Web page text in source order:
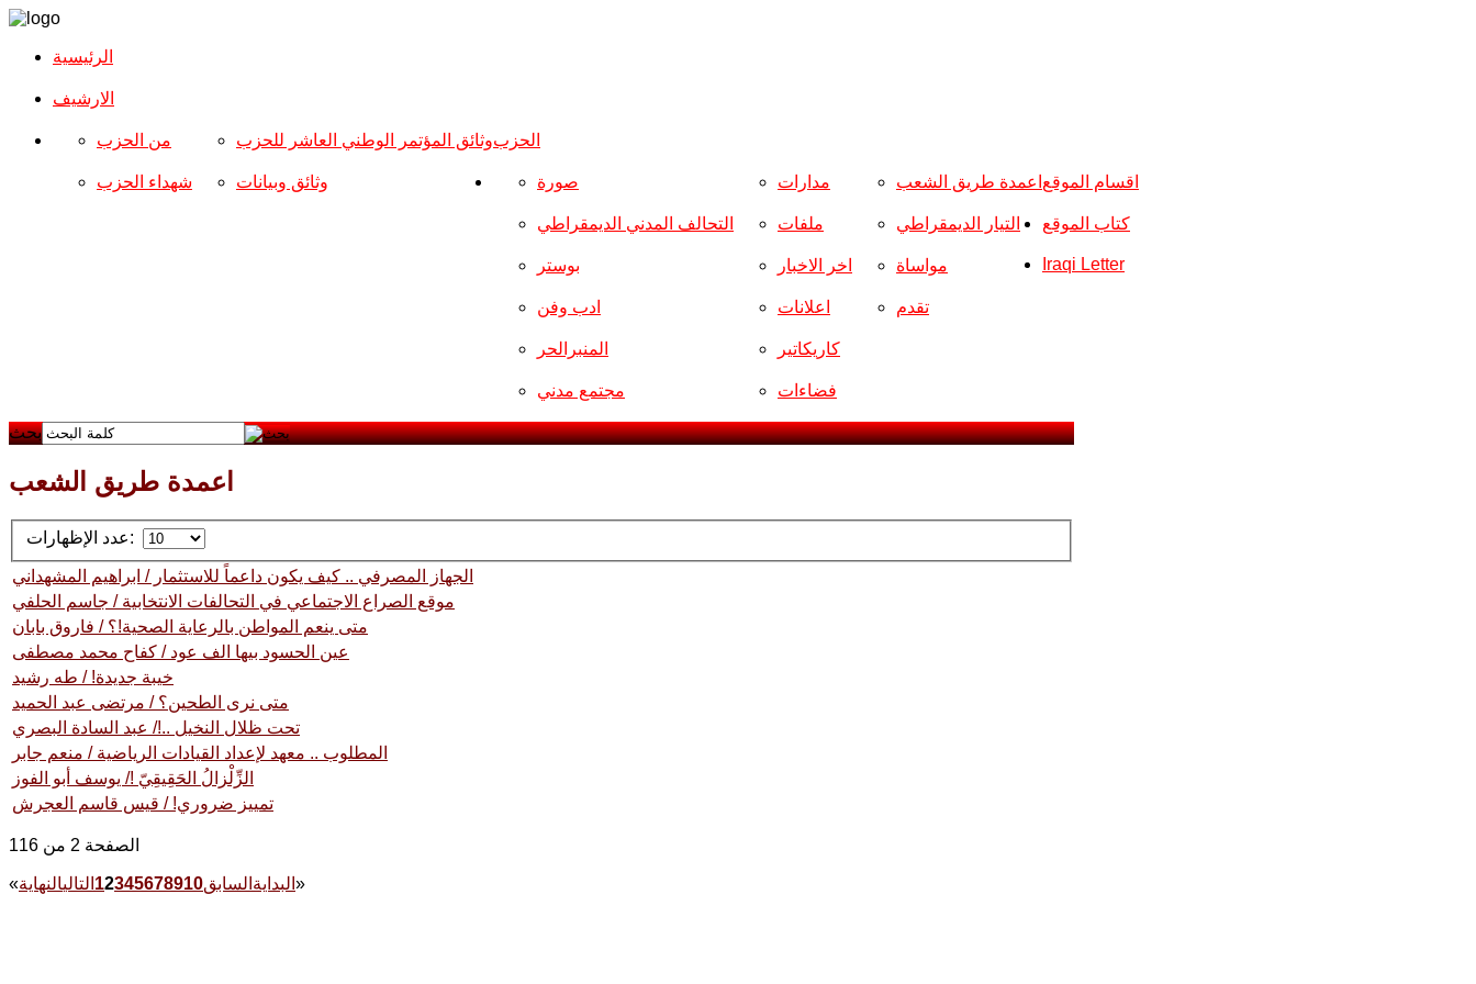
الرئيسية
الارشیف
الحزب من الحزب
شهداء الحزب
وثائق المؤتمر الوطني العاشر للحزب
وثائق وبيانات اقسام الموقع صورة
التحالف المدني الديمقراطي
بوستر
ادب وفن
المنبرالحر
مجتمع مدني
مدارات
ملفات
اخر الاخبار
اعلانات
كاريكاتير
فضاءات
اعمدة طريق الشعب
التيار الديمقراطي
مواساة
تقدم
كتاب الموقع
Iraqi Letter
بحث
اعمدة طريق الشعب
عدد الإظهارات:
الجهاز المصرفي .. كيف يكون داعماً للاستثمار / ابراهيم المشهداني
موقع الصراع الاجتماعي في التحالفات الانتخابية / جاسم الحلفي
متى ينعم المواطن بالرعاية الصحية!؟ / فاروق بابان
عين الحسود بيها الف عود / كفاح محمد مصطفى
خيبة جديدة! / طه رشيد
متى نرى الطحين؟ / مرتضى عبد الحميد
تحت ظلال النخيل ..!/ عبد السادة البصري
المطلوب .. معهد لإعداد القيادات الرياضية / منعم جابر
الزِّلْزالُ الحَقِيقِيّ !/ يوسف أبو الفوز
تمييز ضروري! / قيس قاسم العجرش
الصفحة 2 من 116
« البداية السابق 12345678910 التاليالنهاية »